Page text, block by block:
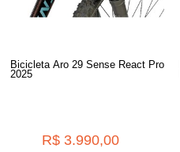
Bicicleta Aro 29 Sense React Pro
2025
R$ 3.990,00